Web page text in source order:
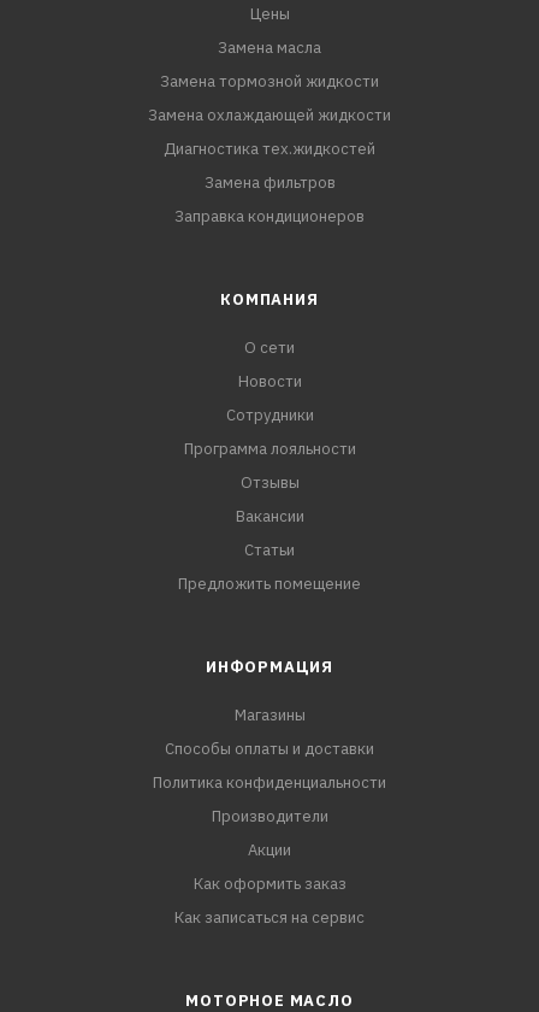
Цены
Замена масла
Замена тормозной жидкости
Замена охлаждающей жидкости
Диагностика тех.жидкостей
Замена фильтров
Заправка кондиционеров
КОМПАНИЯ
О сети
Новости
Сотрудники
Программа лояльности
Отзывы
Вакансии
Статьи
Предложить помещение
ИНФОРМАЦИЯ
Магазины
Способы оплаты и доставки
Политика конфиденциальности
Производители
Акции
Как оформить заказ
Как записаться на сервис
МОТОРНОЕ МАСЛО